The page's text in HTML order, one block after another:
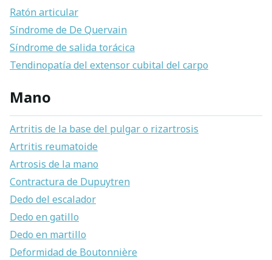
Ratón articular
Síndrome de De Quervain
Síndrome de salida torácica
Tendinopatía del extensor cubital del carpo
Mano
Artritis de la base del pulgar o rizartrosis
Artritis reumatoide
Artrosis de la mano
Contractura de Dupuytren
Dedo del escalador
Dedo en gatillo
Dedo en martillo
Deformidad de Boutonnière